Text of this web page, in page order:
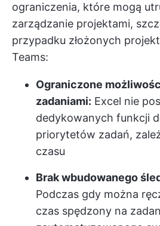
ograniczenia, które mogą
zarządzanie projektami,
przypadku złożonych
Teams:
Ograniczone
zadaniami: Excel nie
dedykowanych funkcji
priorytetów zadań,
czasu
Brak wbudowanego
Podczas gdy można
czas spędzony na